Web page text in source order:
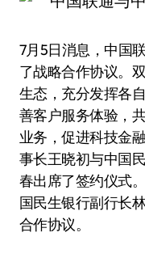
7月5日消息，中国
了战略合作协议。
生态，充分发挥各
善客户服务体验，
业务，促进科技金
事长王晓初与中国
春出席了签约仪式
国民生银行副行长
合作协议。